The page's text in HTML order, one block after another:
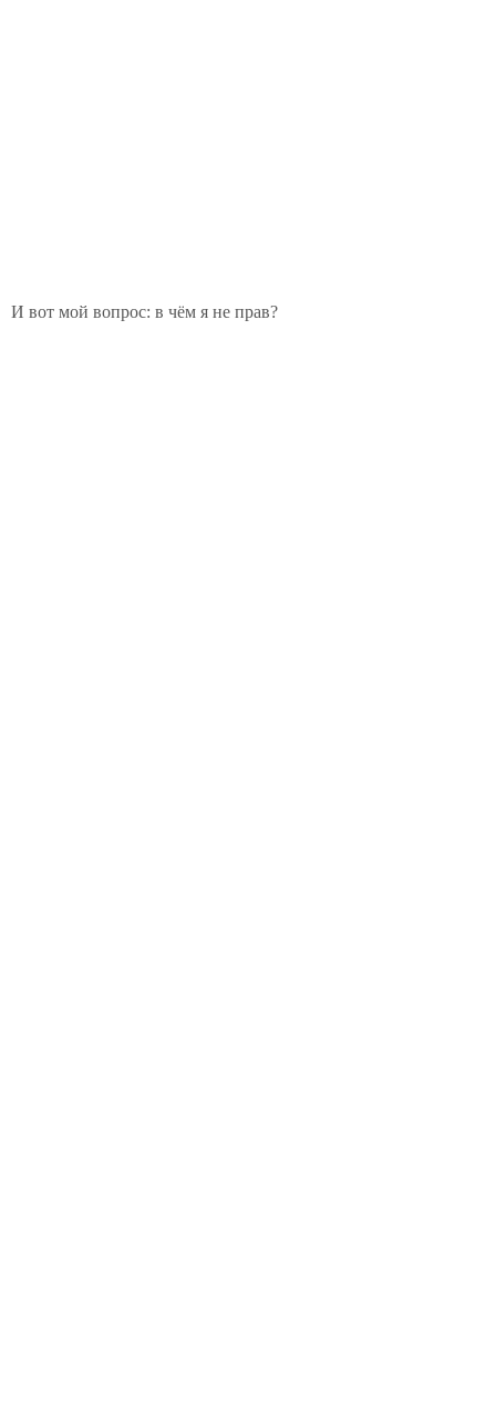
И вот мой вопрос: в чём я не прав?